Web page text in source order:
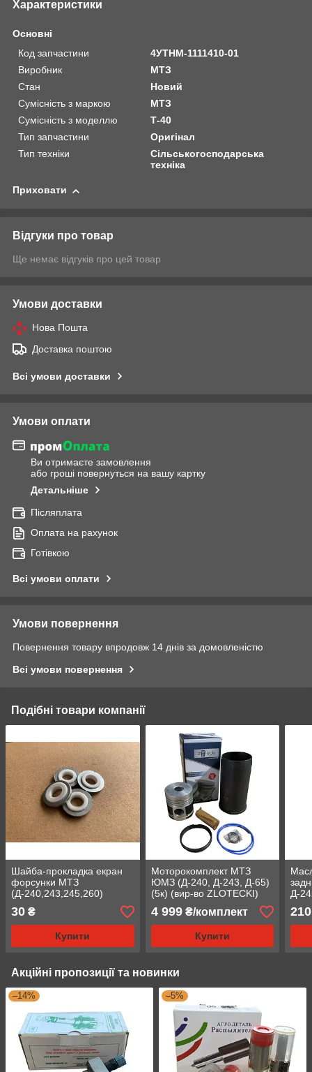
Характеристики
Основні
Код запчастини
4УТНМ-1111410-01
Виробник
МТЗ
Стан
Новий
Сумісність з маркою
МТЗ
Сумісність з моделлю
Т-40
Тип запчастини
Оригінал
Тип техніки
Сільськогосподарська
техніка
Приховати
Відгуки про товар
Ще немає відгуків про цей товар
Умови доставки
Нова Пошта
Доставка поштою
Всі умови доставки
Умови оплати
Ви отримаєте замовлення
або гроші повернуться на вашу картку
Детальніше
Післяплата
Оплата на рахунок
Готівкою
Всі умови оплати
Умови повернення
Повернення товару впродовж 14 днів за домовленістю
Всі умови повернення
Подібні товари компанії
Шайба-прокладка екран
форсунки МТЗ
(Д-240,243,245,260)
(ОРИГІНАЛ)
30 ₴
Купити
Моторокомплект МТЗ
ЮМЗ (Д-240, Д-243, Д-65)
(5к) (вир-во ZLOTECKI)
(240-1000108-с5)
4 999₴/комплект
Купити
Д-
210
Акційні пропозиції та новинки
–14% –5%